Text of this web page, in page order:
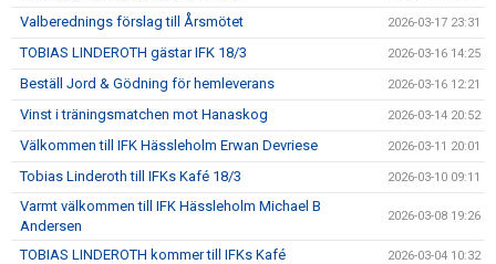
Valberednings förslag till Årsmötet 2026-03-17 23:31
TOBIAS LINDEROTH gästar IFK 18/3 2026-03-16 14:25
Beställ Jord & Gödning för hemleverans 2026-03-16 12:21
Vinst i träningsmatchen mot Hanaskog 2026-03-14 20:52
Välkommen till IFK Hässleholm Erwan Devriese 2026-03-11 20:01
Tobias Linderoth till IFKs Kafé 18/3 2026-03-10 09:11
Varmt välkommen till IFK Hässleholm Michael B
Andersen
2026-03-08 19:26
TOBIAS LINDEROTH kommer till IFKs Kafé 2026-03-04 10:32